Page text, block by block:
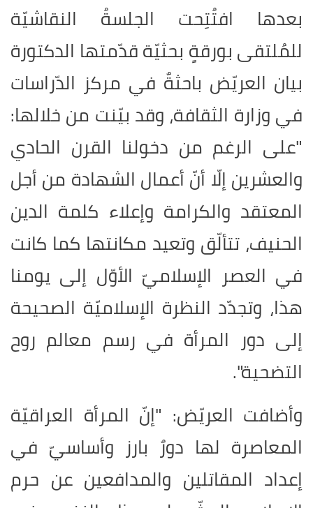
بعدها افتُتِحت الجلسةُ النقاشيّة
للمُلتقى بورقةٍ بحثيّة قدّمتها الدكتورة
بيان العريّض باحثةٌ في مركز الدّراسات
في وزارة الثقافة، وقد بيّنت من خلالها:
"على الرغم من دخولنا القرن الحادي
والعشرين إلّا أنّ أعمال الشهادة من أجل
المعتقد والكرامة وإعلاء كلمة الدين
الحنيف، تتألّق وتعيد مكانتها كما كانت
في العصر الإسلاميّ الأوّل إلى يومنا
هذا، وتجدّد النظرة الإسلاميّة الصحيحة
إلى دور المرأة في رسم معالم روح
التضحية".
وأضافت العريّض: "إنّ المرأة العراقيّة
المعاصرة لها دورٌ بارز وأساسيّ في
إعداد المقاتلين والمدافعين عن حرم